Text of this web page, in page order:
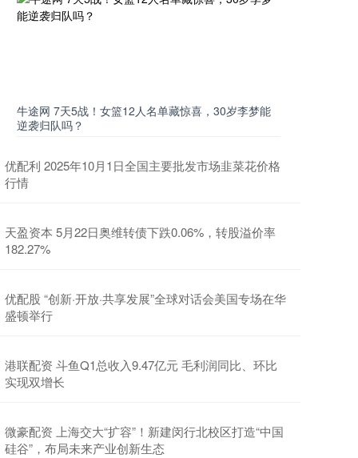
牛途网 7天5战！女篮12人名单藏惊喜，30岁李梦能
逆袭归队吗？
优配利 2025年10月1日全国主要批发市场韭菜花价格
行情
天盈资本 5月22日奥维转债下跌0.06%，转股溢价率
182.27%
优配股 “创新·开放·共享发展”全球对话会美国专场在华
盛顿举行
港联配资 斗鱼Q1总收入9.47亿元 毛利润同比、环比
实现双增长
微豪配资 上海交大“扩容”！新建闵行北校区打造“中国
硅谷”，布局未来产业创新生态